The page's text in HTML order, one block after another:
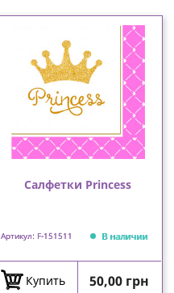
Салфетки Princess
Артикул: F-151511 В наличии
Купить Цена
50,00 грн